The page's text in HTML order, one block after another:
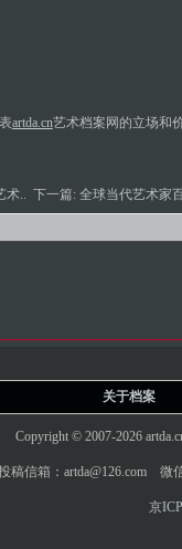
artda.cn艺术档案网的立场和
术.. 下一篇:全球当代艺术家
关于档案
Copyright © 2007-2026
稿信箱：artda@126.com 微
京